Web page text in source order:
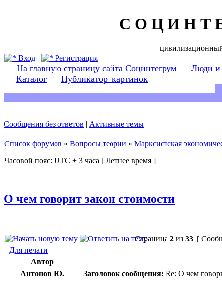
С О Ц И Н Т
Вход
Регистрация
На главную страницу сайта Социнтегрум
Люди и
Каталог
Публикатор_картинок
Сообщения без ответов | Активные темы
Список форумов » Вопросы теории » Марксистская
Часовой пояс: UTC + 3 часа [ Летнее время ]
О чем говорит закон стоимости
Страница 2 из 33 [
Для печати
Автор
Антонов Ю.
Заголовок сообщения: Re: О чем